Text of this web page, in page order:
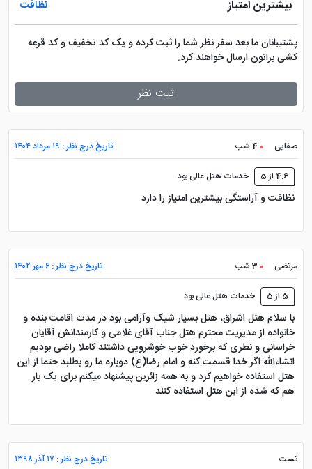
بیشترین امتیاز نظافت
پشتیبانان ما بعد سفر نظر شما را ثبت کرده و یک کد تخفیف و کد قرعه
کشی براتون ارسال خواهند کرد.
ثبت نظر
صفایی 4 شب تاریخ درج نظر : ۱۹ مرداد ۱۴۰۴
4.6 از 5 خدمات هتل عالی بود
نظافت و آراستگی بیشترین امتیاز را دارد
مرتضی 3 شب تاریخ درج نظر : ۶ مهر ۱۴۰۲
5 از 5 خدمات هتل عالی بود
با سلام هتل اشراق، هتل بسیار شیک وآرامی بود در مدت اقامت بنده و
خانواده از مدیریت محترم هتل جناب آقای غلامی و کارمندانش آقایان
خراسانی و نظری که برخورد خوب خوشرویی داشتند کاملا راضی بودیم
انشاءالله اگر خدا قسمت کنه و امام رضا(ع) دوباره ما رو بطلبد حتما از این
هتل استفاده خواهیم کرد و به همه زائرین پیشنهاد میکنم برای یک بار
هم که شده از این هتل استفاده کنند
تست تاریخ درج نظر : ۱۷ آذر ۱۳۹۸